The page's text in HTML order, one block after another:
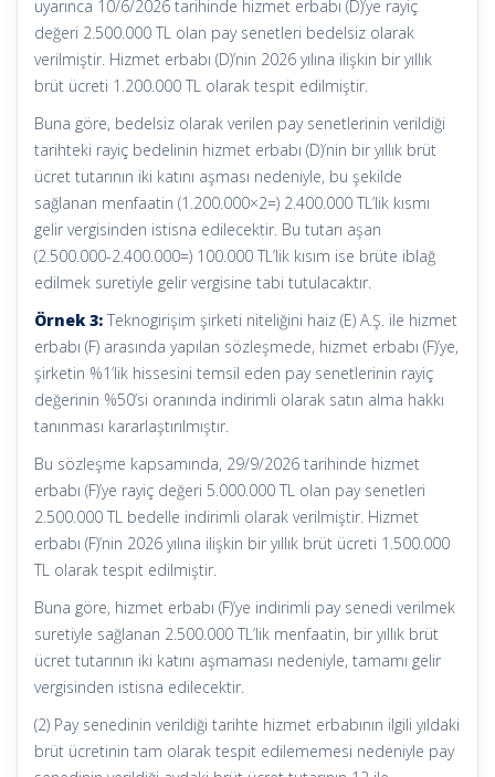
uyarınca 10/6/2026 tarihinde hizmet erbabı (D)’ye rayiç
değeri 2.500.000 TL olan pay senetleri bedelsiz olarak
verilmiştir. Hizmet erbabı (D)’nin 2026 yılına ilişkin bir yıllık
brüt ücreti 1.200.000 TL olarak tespit edilmiştir.
Buna göre, bedelsiz olarak verilen pay senetlerinin verildiği
tarihteki rayiç bedelinin hizmet erbabı (D)’nin bir yıllık brüt
ücret tutarının iki katını aşması nedeniyle, bu şekilde
sağlanan menfaatin (1.200.000×2=) 2.400.000 TL’lik kısmı
gelir vergisinden istisna edilecektir. Bu tutarı aşan
(2.500.000-2.400.000=) 100.000 TL’lik kısım ise brüte iblağ
edilmek suretiyle gelir vergisine tabi tutulacaktır.
Örnek 3: Teknogirişim şirketi niteliğini haiz (E) A.Ş. ile hizmet
erbabı (F) arasında yapılan sözleşmede, hizmet erbabı (F)’ye,
şirketin %1’lik hissesini temsil eden pay senetlerinin rayiç
değerinin %50’si oranında indirimli olarak satın alma hakkı
tanınması kararlaştırılmıştır.
Bu sözleşme kapsamında, 29/9/2026 tarihinde hizmet
erbabı (F)’ye rayiç değeri 5.000.000 TL olan pay senetleri
2.500.000 TL bedelle indirimli olarak verilmiştir. Hizmet
erbabı (F)’nin 2026 yılına ilişkin bir yıllık brüt ücreti 1.500.000
TL olarak tespit edilmiştir.
Buna göre, hizmet erbabı (F)’ye indirimli pay senedi verilmek
suretiyle sağlanan 2.500.000 TL’lik menfaatin, bir yıllık brüt
ücret tutarının iki katını aşmaması nedeniyle, tamamı gelir
vergisinden istisna edilecektir.
(2) Pay senedinin verildiği tarihte hizmet erbabının ilgili yıldaki
brüt ücretinin tam olarak tespit edilememesi nedeniyle pay